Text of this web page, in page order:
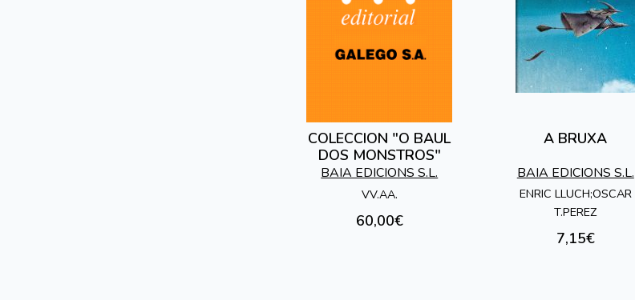
COLECCION "O BAUL
DOS MONSTROS"
BAIA EDICIONS S.L.
VV.AA.
60,00€
A BRUXA
BAIA EDICIONS S.L.
ENRIC LLUCH;OSCAR
T.PEREZ
7,15€